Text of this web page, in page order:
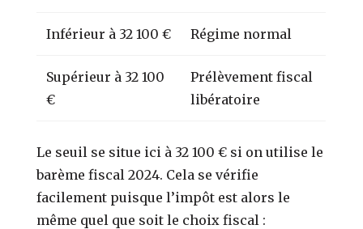
Inférieur à 32 100 € Régime normal
Supérieur à 32 100
€
Prélèvement fiscal
libératoire
Le seuil se situe ici à 32 100 € si on utilise le
barème fiscal 2024. Cela se vérifie
facilement puisque l’impôt est alors le
même quel que soit le choix fiscal :